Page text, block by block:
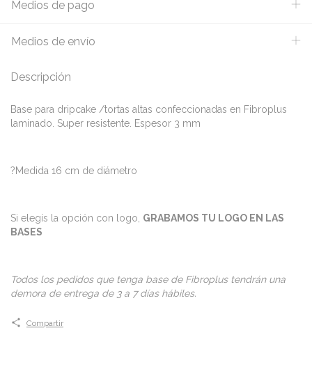
Medios de pago
Medios de envío
Descripción
Base para dripcake /tortas altas confeccionadas en Fibroplus
laminado. Super resistente. Espesor 3 mm
?Medida 16 cm de diámetro
Si elegís la opción con logo, GRABAMOS TU LOGO EN LAS
BASES
Todos los pedidos que tenga base de Fibroplus tendrán una
demora de entrega de 3 a 7 días hábiles.
Compartir